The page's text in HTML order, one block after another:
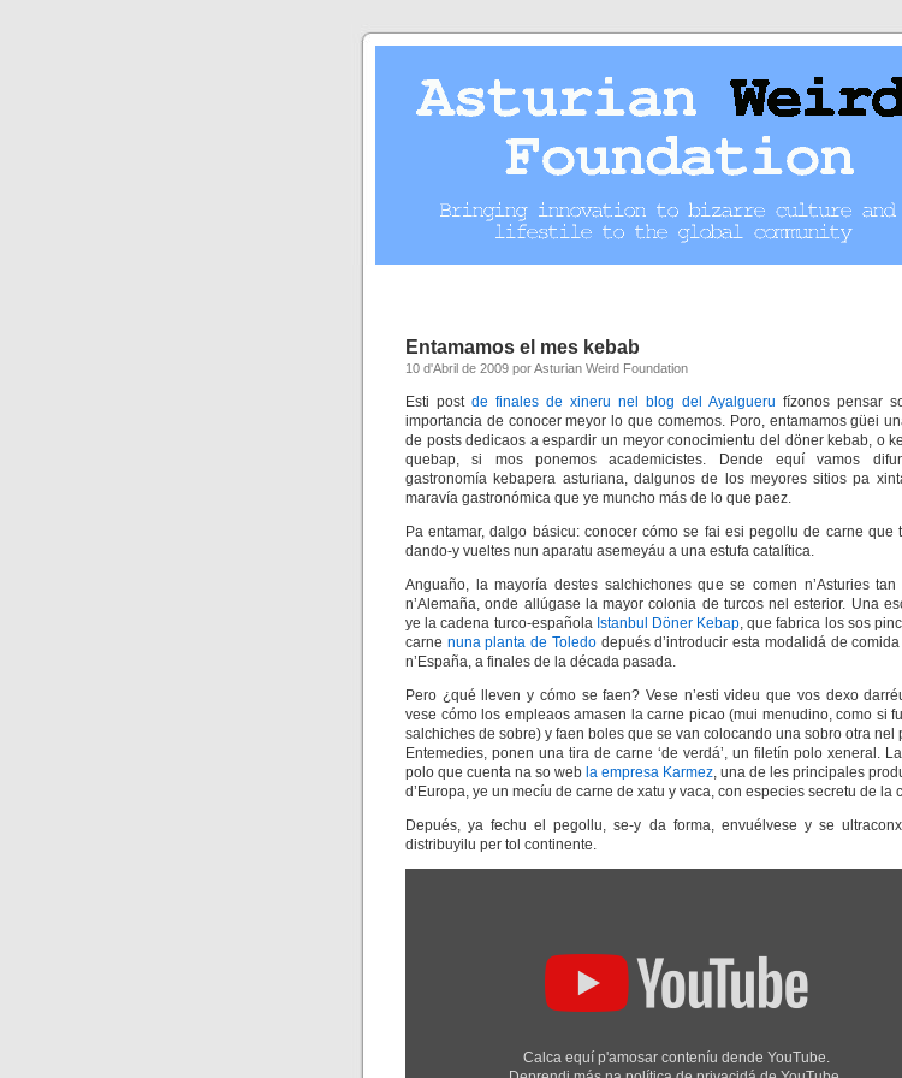
Entamamos el mes kebab
10 d'Abril de 2009 por Asturian Weird Foundation
Esti post de finales de xineru nel blog del Ayalgueru fízonos pensar
importancia de conocer meyor lo que comemos. Poro, entamamos güei
de posts dedicaos a espardir un meyor conocimientu del döner kebab, o
quebap, si mos ponemos academicistes. Dende equí vamos
gastronomía kebapera asturiana, dalgunos de los meyores sitios pa
maravía gastronómica que ye muncho más de lo que paez.
Pa entamar, dalgo básicu: conocer cómo se fai esi pegollu de carne que
dando-y vueltes nun aparatu asemeyáu a una estufa catalítica.
Anguaño, la mayoría destes salchichones que se comen n’Asturies tan
n’Alemaña, onde allúgase la mayor colonia de turcos nel esterior. Una
ye la cadena turco-españolaIstanbul Döner Kebap, que fabrica los sos
carne nuna planta de Toledodepués d’introducir esta modalidá de
n’España, a finales de la década pasada.
Pero ¿qué lleven y cómo se faen? Vese n’esti videu que vos dexo
vese cómo los empleaos amasen la carne picao (mui menudino, como si
salchiches de sobre) y faen boles que se van colocando una sobro otra nel
Entemedies, ponen una tira de carne ‘de verdá’, un filetín polo xeneral.
polo que cuenta na so web la empresa Karmez, una de les principales
d’Europa, ye un mecíu de carne de xatu y vaca, con especies secretu de la
Depués, ya fechu el pegollu, se-y da forma, envuélvese y se
distribuyilu per tol continente.
Calca equí p'amosar conteníu dende YouTube.